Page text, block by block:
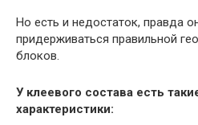
Но есть и недостаток, правда
придерживаться правильной
блоков.
У клеевого состава есть
характеристики: